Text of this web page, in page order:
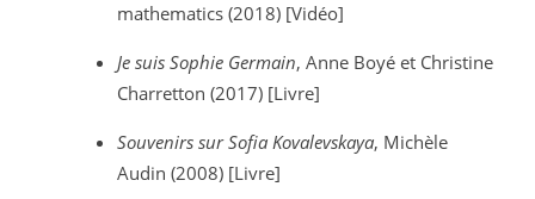
mathematics (2018) [Vidéo]
Je suis Sophie Germain, Anne Boyé et Christine
Charretton (2017) [Livre]
Souvenirs sur Sofia Kovalevskaya, Michèle
Audin (2008) [Livre]